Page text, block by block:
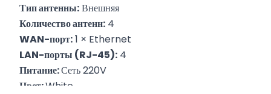
Тип антенны: Внешняя
Количество антенн: 4
WAN-порт: 1 × Ethernet
LAN-порты (RJ-45): 4
Питание: Сеть 220V
Цвет: White